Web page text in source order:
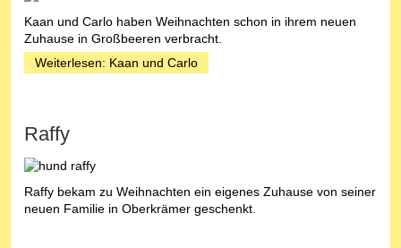
Kaan und Carlo haben Weihnachten schon in ihrem neuen
Zuhause in Großbeeren verbracht.
Weiterlesen: Kaan und Carlo
Raffy
Raffy bekam zu Weihnachten ein eigenes Zuhause von seiner
neuen Familie in Oberkrämer geschenkt.